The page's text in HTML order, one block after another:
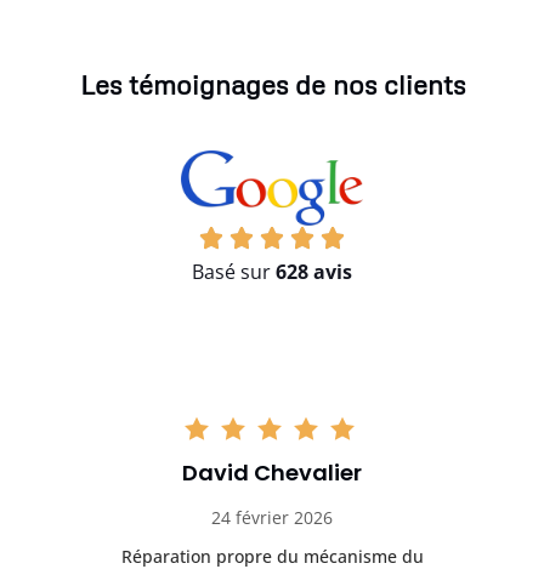
Les témoignages de nos clients
Basé sur628 avis
David Chevalier
24 février 2026
Réparation propre du mécanisme du